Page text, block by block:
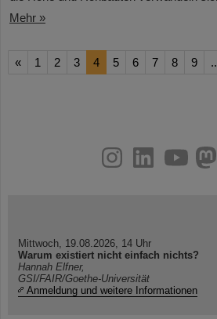
Mehr »
« 1 2 3 4 5 6 7 8 9
youtube
helmholtz.social
facebook
Mittwoch, 19.08.2026, 14 Uhr
Warum existiert nicht einfach nichts?
Hannah Elfner,
GSI/FAIR/Goethe-Universität
Anmeldung und weitere Informationen